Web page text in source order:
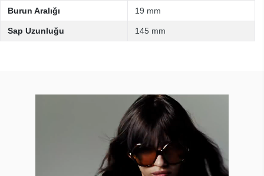
Burun Aralığı 19 mm
Sap Uzunluğu 145 mm